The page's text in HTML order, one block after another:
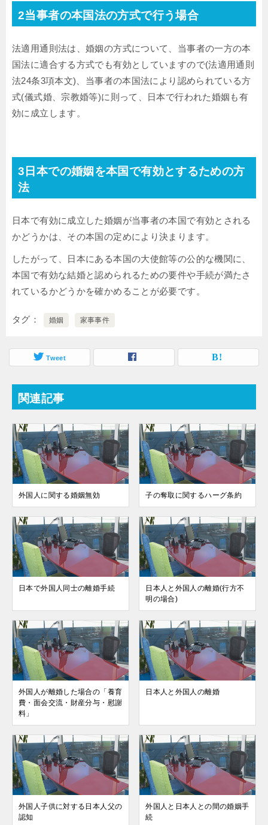
2当事者の本国法の方式で行う場合
法適用通則法は、婚姻の方式について、当事者の一方の本
国法に適合する方式でも有効としていますので(法適用通則
法24条3項本文)、当事者の本国法により認められている方
式(儀式婚、宗教婚等)に則って、日本で行われた婚姻も有
効に成立します。
3日本での婚姻を本国で有効とするための方
法
日本で有効に成立した婚姻が当事者の本国で有効とされる
かどうかは、その本国の定めにより決まります。
したがって、日本にある本国の大使館等の公的な機関に、
本国で有効な結婚と認められるための要件や手続が満たさ
れているかどうかを確かめることが必要です。
タグ 婚姻 家事事件
Tweet
関連記事
外国人に関する婚姻無効 子の奪取に関するハーグ条約
日本で外国人同士の離婚手続
日本人と外国人の離婚(行方不
明の場合)
外国人が離婚した場合の「養育
費・面会交流・財産分与・慰謝
料」
日本人と外国人の離婚
外国人子供に対する日本人父の
認知
外国人と日本人との間の婚姻手
続